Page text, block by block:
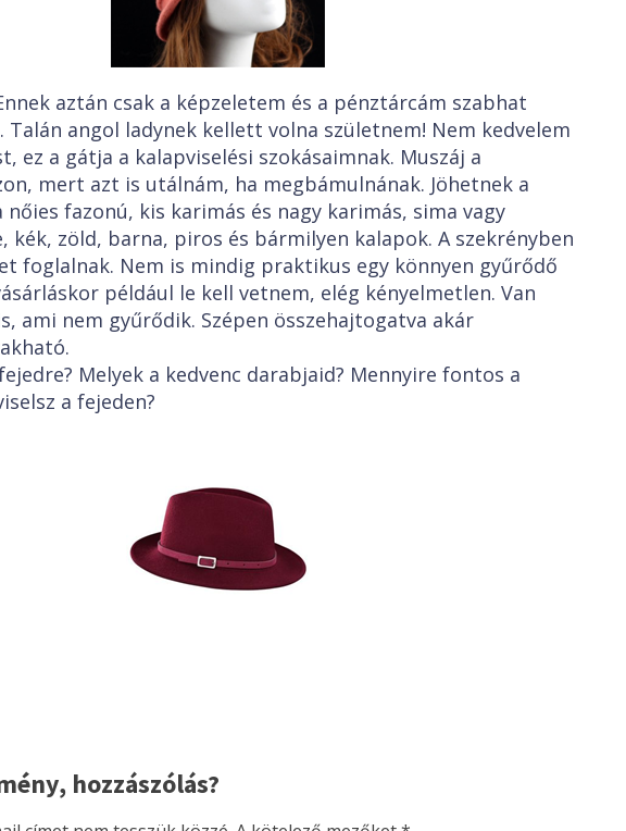
aztán csak a képzeletem és a pénztárcám szabhat
Talán angol ladynek kellett volna születnem! Nem kedvelem
ez a gátja a kalapviselési szokásaimnak. Muszáj a
mert azt is utálnám, ha megbámulnának. Jöhetnek a
fazonú, kis karimás és nagy karimás, sima vagy
zöld, barna, piros és bármilyen kalapok. A szekrényben
foglalnak. Nem is mindig praktikus egy könnyen gyűrődő
például le kell vetnem, elég kényelmetlen. Van
ami nem gyűrődik. Szépen összehajtogatva akár
Melyek a kedvenc darabjaid? Mennyire fontos a
a fejeden?
hozzászólás?